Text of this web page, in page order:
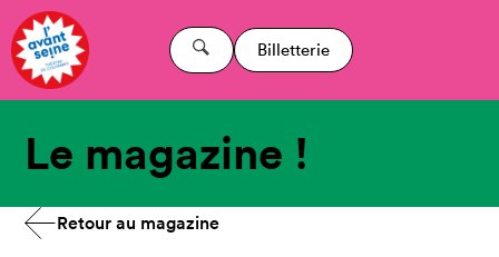
Billetterie
Le magazine !
Retour au magazine